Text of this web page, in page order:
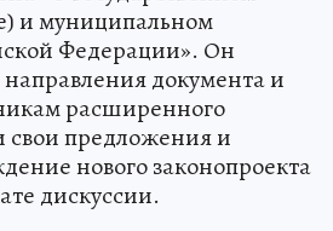
и муниципальном
Федерации». Он
документа и
расширенного
свои предложения и
нового законопроекта
дискуссии.